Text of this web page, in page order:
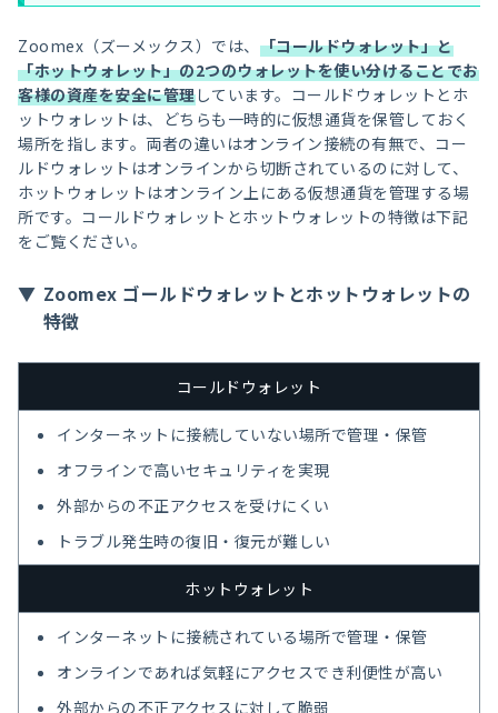
Zoomex（ズーメックス）では、 「コールドウォレット」と
「ホットウォレット」の2つのウォレットを使い分けることでお
客様の資産を安全に管理しています。コールドウォレットとホ
ットウォレットは、どちらも一時的に仮想通貨を保管しておく
場所を指します。両者の違いはオンライン接続の有無で、コー
ルドウォレットはオンラインから切断されているのに対して、
ホットウォレットはオンライン上にある仮想通貨を管理する場
所です。コールドウォレットとホットウォレットの特徴は下記
をご覧ください。
Zoomex ゴールドウォレットとホットウォレットの
特徴
コールドウォレット
インターネットに接続していない場所で管理・保管
オフラインで高いセキュリティを実現
外部からの不正アクセスを受けにくい
トラブル発生時の復旧・復元が難しい
ホットウォレット
インターネットに接続されている場所で管理・保管
オンラインであれば気軽にアクセスでき利便性が高い
外部からの不正アクセスに対して脆弱